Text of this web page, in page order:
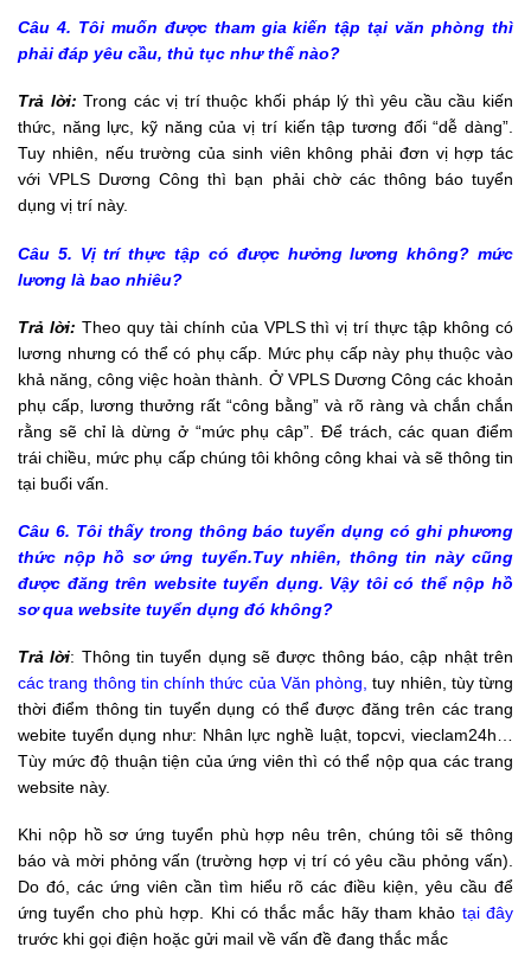
Câu 4. Tôi muốn được tham gia kiến tập tại văn phòng thì
phải đáp yêu cầu, thủ tục như thế nào?
Trả lời: Trong các vị trí thuộc khối pháp lý thì yêu cầu cầu kiến
thức, năng lực, kỹ năng của vị trí kiến tập tương đối “dễ dàng”.
Tuy nhiên, nếu trường của sinh viên không phải đơn vị hợp tác
với VPLS Dương Công thì bạn phải chờ các thông báo tuyển
dụng vị trí này.
Câu 5. Vị trí thực tập có được hưởng lương không? mức
lương là bao nhiêu?
Trả lời: Theo quy tài chính của VPLS thì vị trí thực tập không có
lương nhưng có thể có phụ cấp. Mức phụ cấp này phụ thuộc vào
khả năng, công việc hoàn thành. Ở VPLS Dương Công các khoản
phụ cấp, lương thưởng rất “công bằng” và rõ ràng và chắn chắn
rằng sẽ chỉ là dừng ở “mức phụ câp”. Để trách, các quan điểm
trái chiều, mức phụ cấp chúng tôi không công khai và sẽ thông tin
tại buổi vấn.
Câu 6. Tôi thấy trong thông báo tuyển dụng có ghi phương
thức nộp hồ sơ ứng tuyển.Tuy nhiên, thông tin này cũng
được đăng trên website tuyển dụng. Vậy tôi có thể nộp hồ
sơ qua website tuyển dụng đó không?
Trả lời: Thông tin tuyển dụng sẽ được thông báo, cập nhật trên
các trang thông tin chính thức của Văn phòng tuy nhiên, tùy từng
thời điểm thông tin tuyển dụng có thể được đăng trên các trang
webite tuyển dụng như: Nhân lực nghề luật, topcvi, vieclam24h…
Tùy mức độ thuận tiện của ứng viên thì có thể nộp qua các trang
website này.
Khi nộp hồ sơ ứng tuyển phù hợp nêu trên, chúng tôi sẽ thông
báo và mời phỏng vấn (trường hợp vị trí có yêu cầu phỏng vấn).
Do đó, các ứng viên cần tìm hiểu rõ các điều kiện, yêu cầu để
ứng tuyển cho phù hợp. Khi có thắc mắc hãy tham khảo tại đây
trước khi gọi điện hoặc gửi mail về vấn đề đang thắc mắc